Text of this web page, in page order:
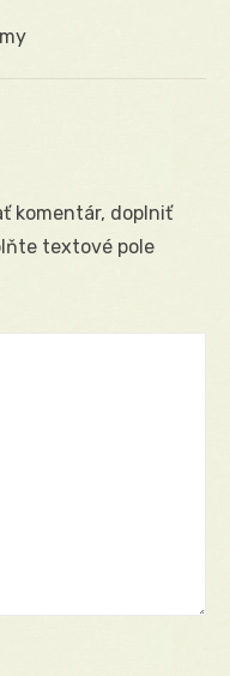
komentár, doplniť
textové pole